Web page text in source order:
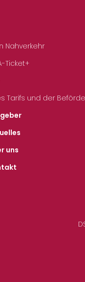
Nahverkehr
Ticket+
Tarifs und der
uns